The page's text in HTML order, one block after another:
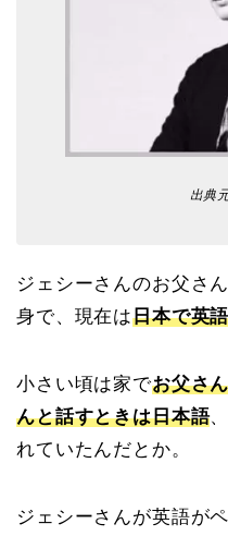
出典
ジェシーさんのお父さ
身で、現在は日本で英
小さい頃は家でお父さ
んと話すときは日本語
れていたんだとか。
ジェシーさんが英語が